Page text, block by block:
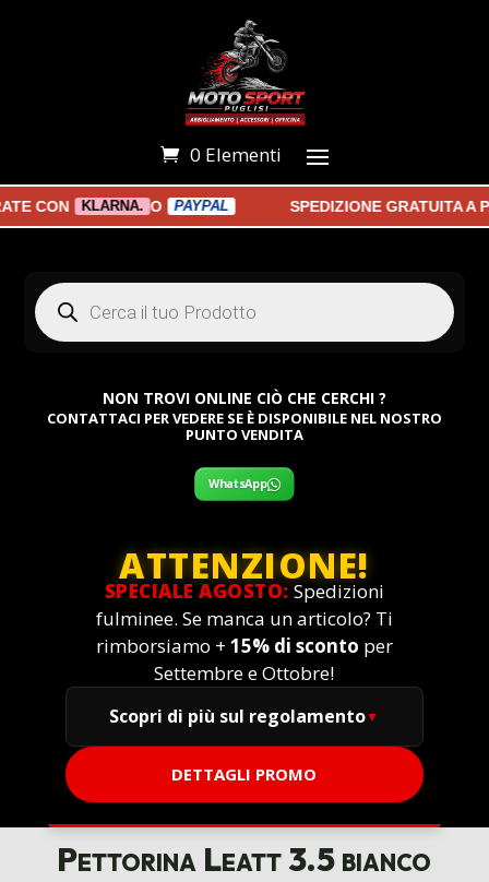
0 Elementi
CON KLARNA. O PAYPAL SPEDIZIONE GRATUITA A
Products
search
NON TROVI ONLINE CIÒ CHE CERCHI ?
CONTATTACI PER VEDERE SE È DISPONIBILE NEL NOSTRO
PUNTO VENDITA
WhatsApp
ATTENZIONE!
SPECIALE AGOSTO: Spedizioni
fulminee. Se manca un articolo? Ti
rimborsiamo + 15% di sconto per
Settembre e Ottobre!
Scopri di più sul regolamento
DETTAGLI PROMO
Pettorina Leatt 3.5 bianco